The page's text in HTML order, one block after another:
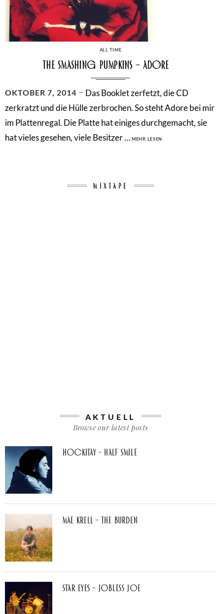
CATEGORIES
ALL TIME
The Smashing Pumpkins – Adore
POSTED
ON
OKTOBER 7, 2014
Das Booklet zerfetzt, die CD
zerkratzt und die Hülle zerbrochen. So steht Adore bei mir
im Plattenregal. Die Platte hat einiges durchgemacht, sie
hat vieles gesehen, viele Besitzer … MEHR LESEN
MIXTAPE
AKTUELL
Browse our latest posts
Hockitay – half smile
Mae Krell – the burden
Star Eyes – Jobless Joe